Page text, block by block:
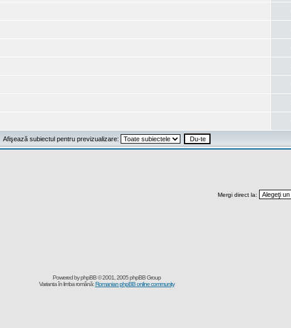
Afişează subiectul pentru previzualizare:
Mergi direct la:
Powered byphpBB© 2001, 2005 phpBB Group
Varianta în limba română:Romanian phpBB online community